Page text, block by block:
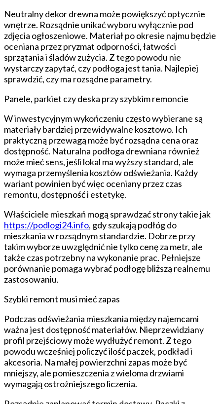
Neutralny dekor drewna może powiększyć optycznie
wnętrze. Rozsądnie unikać wyboru wyłącznie pod
zdjęcia ogłoszeniowe. Materiał po okresie najmu będzie
oceniana przez pryzmat odporności, łatwości
sprzątania i śladów zużycia. Z tego powodu nie
wystarczy zapytać, czy podłoga jest tania. Najlepiej
sprawdzić, czy ma rozsądne parametry.
Panele, parkiet czy deska przy szybkim remoncie
W inwestycyjnym wykończeniu często wybierane są
materiały bardziej przewidywalne kosztowo. Ich
praktyczną przewagą może być rozsądna cena oraz
dostępność. Naturalna podłoga drewniana również
może mieć sens, jeśli lokal ma wyższy standard, ale
wymaga przemyślenia kosztów odświeżania. Każdy
wariant powinien być więc oceniany przez czas
remontu, dostępność i estetykę.
Właściciele mieszkań mogą sprawdzać strony takie jak
https://podlogi24.info, gdy szukają podłóg do
mieszkania w rozsądnym standardzie. Dobrze przy
takim wyborze uwzględnić nie tylko cenę za metr, ale
także czas potrzebny na wykonanie prac. Pełniejsze
porównanie pomaga wybrać podłogę bliższą realnemu
zastosowaniu.
Szybki remont musi mieć zapas
Podczas odświeżania mieszkania między najemcami
ważna jest dostępność materiałów. Nieprzewidziany
profil przejściowy może wydłużyć remont. Z tego
powodu wcześniej policzyć ilość paczek, podkład i
akcesoria. Na małej powierzchni zapas może być
mniejszy, ale pomieszczenia z wieloma drzwiami
wymagają ostrożniejszego liczenia.